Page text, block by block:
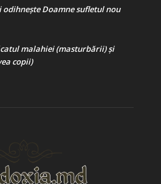
odihnește Doamne sufletul nou
malahiei (masturbării) şi
copii)